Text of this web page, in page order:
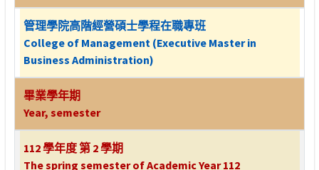
管理學院高階經營碩士學程在職專班
College of Management (Executive Master in
Business Administration)
畢業學年期
Year, semester
112 學年度 第 2 學期
The spring semester of Academic Year 112